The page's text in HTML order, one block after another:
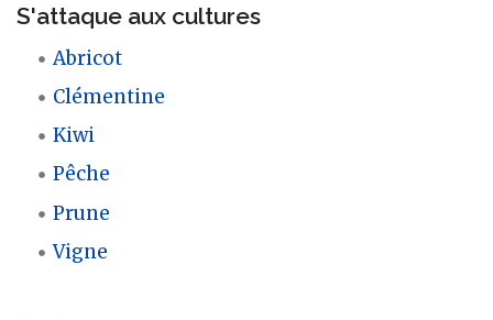
S'attaque aux cultures
Abricot
Clémentine
Kiwi
Pêche
Prune
Vigne